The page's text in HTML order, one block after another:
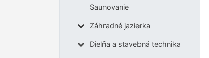
Saunovanie
Záhradné jazierka
Dielňa a stavebná technika